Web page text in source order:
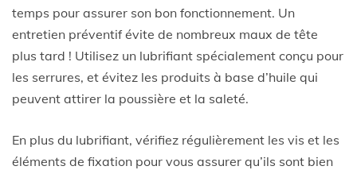
temps pour assurer son bon fonctionnement. Un
entretien préventif évite de nombreux maux de tête
plus tard ! Utilisez un lubrifiant spécialement conçu pour
les serrures, et évitez les produits à base d’huile qui
peuvent attirer la poussière et la saleté.
En plus du lubrifiant, vérifiez régulièrement les vis et les
éléments de fixation pour vous assurer qu’ils sont bien